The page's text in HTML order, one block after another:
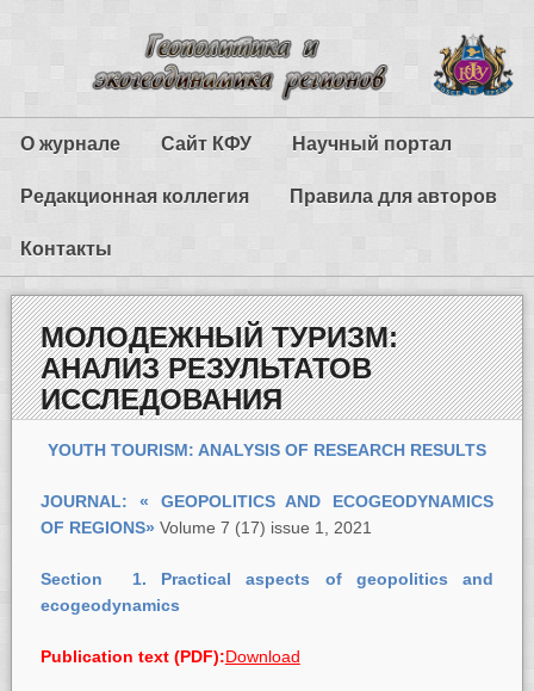
О журнале Сайт КФУ Научный портал
Редакционная коллегия Правила для авторов
Контакты
МОЛОДЕЖНЫЙ ТУРИЗМ:
АНАЛИЗ РЕЗУЛЬТАТОВ
ИССЛЕДОВАНИЯ
YOUTH TOURISM: ANALYSIS OF RESEARCH RESULTS
JOURNAL: « GEOPOLITICS AND ECOGEODYNAMICS
OF REGIONS» Volume 7 (17) issue 1, 2021
Section 1.
Practical aspects of geopolitics and
ecogeodynamics
Publication text (PDF):Download